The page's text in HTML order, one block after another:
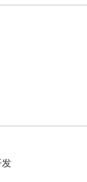
发